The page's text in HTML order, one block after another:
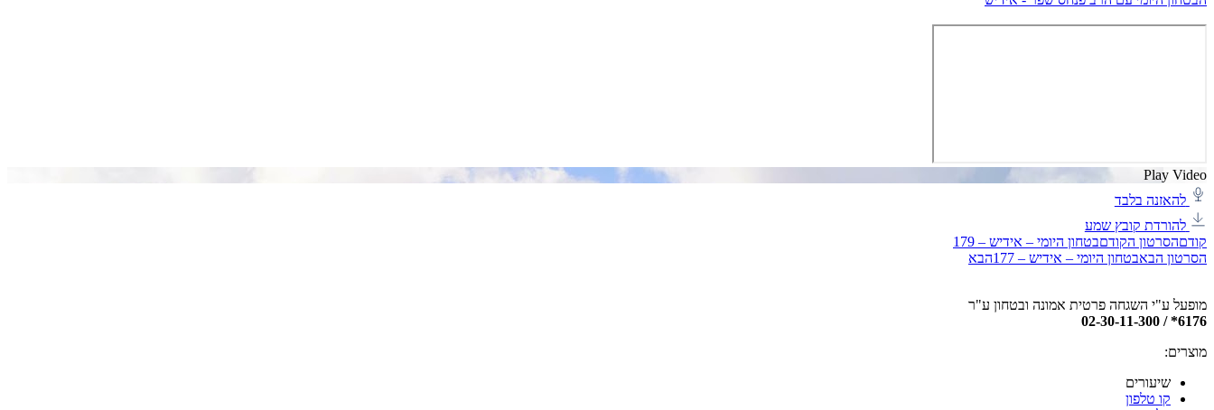
Play Video
להאזנה בלבד
להורדת קובץ שמע
קודםהסרטון הקודםבטחון היומי – אידיש – 179
הסרטון הבאבטחון היומי – אידיש – 177 הבא
מופעל ע"י השגחה פרטית אמונה ובטחון ע"ר
6176* / 02-30-11-300
מוצרים:
שיעורים
קו טלפון